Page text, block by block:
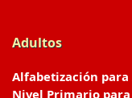
Adultos
Alfabetización para
Nivel Primario